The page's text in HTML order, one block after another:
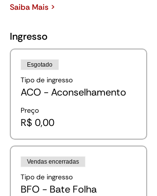
Saiba Mais >
Ingresso
Esgotado
Tipo de ingresso
ACO - Aconselhamento
Preço
R$ 0,00
Vendas encerradas
Tipo de ingresso
BFO - Bate Folha